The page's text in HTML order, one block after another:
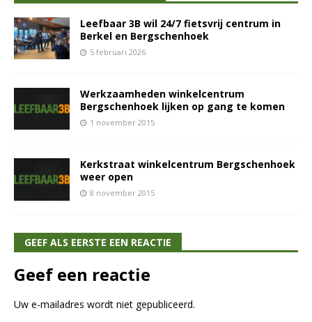
Leefbaar 3B wil 24/7 fietsvrij centrum in
Berkel en Bergschenhoek
5 februari 2026
Werkzaamheden winkelcentrum
Bergschenhoek lijken op gang te komen
1 november 2015
Kerkstraat winkelcentrum Bergschenhoek
weer open
8 november 2015
GEEF ALS EERSTE EEN REACTIE
Geef een reactie
Uw e-mailadres wordt niet gepubliceerd.